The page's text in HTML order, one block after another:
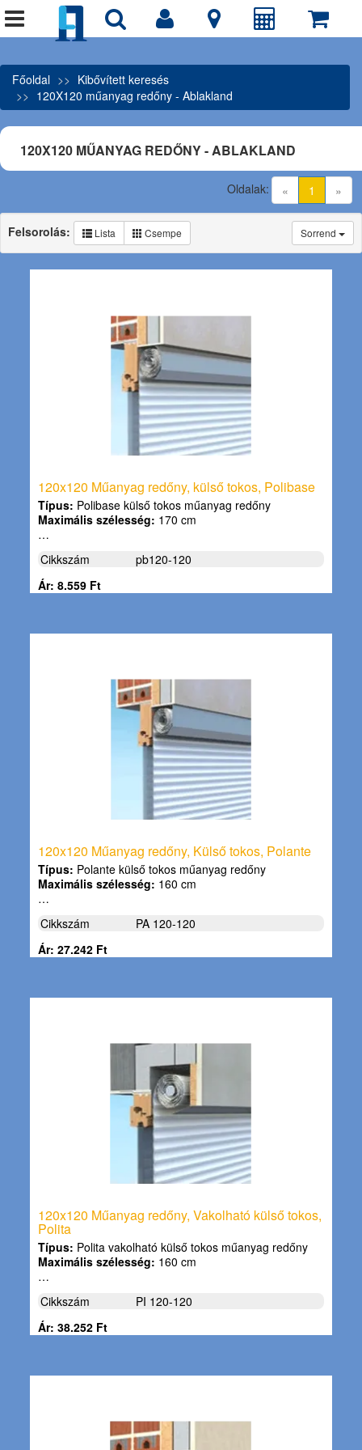
Főoldal
Kibővített keresés
120X120 műanyag redőny - Ablakland
120X120 MŰANYAG REDŐNY - ABLAKLAND
« 1 (current)
»
Oldalak:
Sorrend
Felsorolás: Lista Csempe
120x120 Műanyag redőny, külső tokos, Polibase
Típus: Polibase külső tokos műanyag redőny
Maximális szélesség: 170 cm
…
Cikkszám
pb120-120
Ár: 8.559 Ft
120x120 Műanyag redőny, Külső tokos, Polante
Típus: Polante külső tokos műanyag redőny
Maximális szélesség: 160 cm
…
Cikkszám
PA 120-120
Ár: 27.242 Ft
120x120 Műanyag redőny, Vakolható külső tokos,
Polita
Típus: Polita vakolható külső tokos műanyag redőny
Maximális szélesség: 160 cm
…
Cikkszám
PI 120-120
Ár: 38.252 Ft